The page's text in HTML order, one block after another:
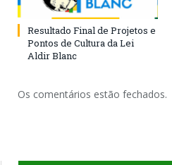
Resultado Final de Projetos e
Pontos de Cultura da Lei
Aldir Blanc
Os comentários estão fechados.